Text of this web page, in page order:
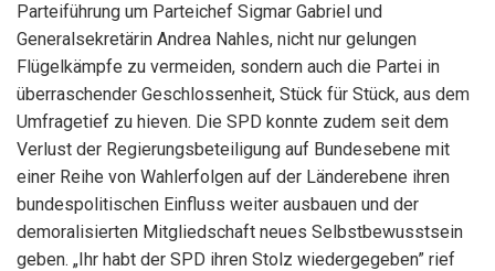
Parteiführung um Parteichef Sigmar Gabriel und
Generalsekretärin Andrea Nahles, nicht nur gelungen
Flügelkämpfe zu vermeiden, sondern auch die Partei in
überraschender Geschlossenheit, Stück für Stück, aus dem
Umfragetief zu hieven. Die SPD konnte zudem seit dem
Verlust der Regierungsbeteiligung auf Bundesebene mit
einer Reihe von Wahlerfolgen auf der Länderebene ihren
bundespolitischen Einfluss weiter ausbauen und der
demoralisierten Mitgliedschaft neues Selbstbewusstsein
geben. „Ihr habt der SPD ihren Stolz wiedergegeben” rief